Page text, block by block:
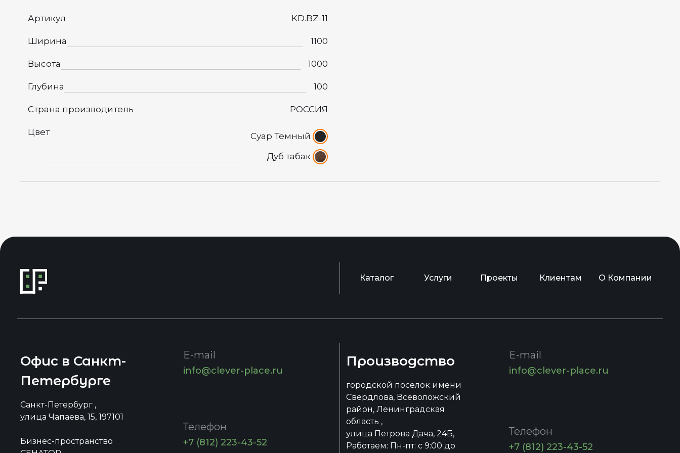
Артикул KD.BZ-11
Ширина 1100
Высота 1000
Глубина 100
Страна производитель РОССИЯ
Цвет
Суар Темный
Дуб табак
Каталог Услуги Проекты Клиентам О Компании
Офис в Санкт-
Петербурге
Санкт-Петербург ,
улица Чапаева, 15, 197101
Бизнес-пространство
E-mail
info@clever-place.ru
Телефон
+7 (812) 223-43-52
Производство
городской посёлок имени
Свердлова, Всеволожский
район, Ленинградская
область ,
улица Петрова Дача, 24Б,
Работаем: Пн-пт: с 9:00 до
E-mail
info@clever-place.ru
Телефон
+7 (812) 223-43-52